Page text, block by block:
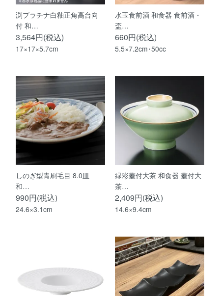
渕プラチナ白釉正角高台向
付 和…
3,564円(税込)
17×17×5.7cm
水玉食前酒 和食器 食前酒・
盃…
660円(税込)
5.5×7.2cm･50cc
しのぎ型青刷毛目 8.0皿
和…
990円(税込)
24.6×3.1cm
緑彩蓋付大茶 和食器 蓋付大
茶…
2,409円(税込)
14.6×9.4cm